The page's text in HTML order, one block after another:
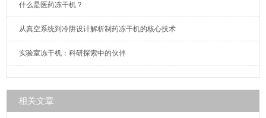
什么是医药冻干机？​​
从真空系统到冷阱设计解析制药冻干机的核心技术
实验室冻干机：科研探索中的伙伴
相关文章